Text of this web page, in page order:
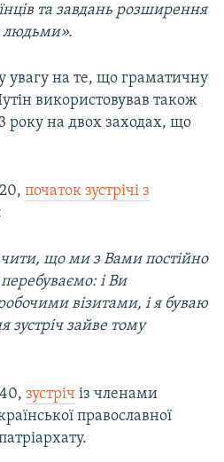
та завдань розширення
людьми».
увагу на те, що граматичну
використовував також
року на двох заходах, що
початок зустрічі з
що ми з Вами постійно
і Ви
візитами, і я буваю
зустріч зайве тому
зустріч із членами
православної